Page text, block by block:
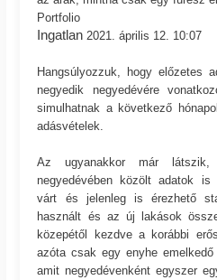
Portfolio
Ingatlan 2021. április 12. 10:07
Hangsúlyozzuk, hogy előzetes
negyedik negyedévére
simulhatnak a következő
adásvételek.
Az ugyanakkor már
negyedévében közölt adatok
várt és jelenleg is érezhető
használt és az új lakások
közepétől kezdve a korábbi
azóta csak egy enyhe
amit negyedévenként egyszer